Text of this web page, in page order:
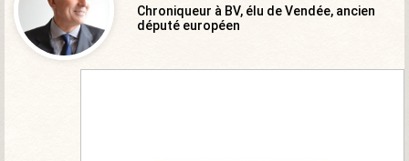
Chroniqueur à BV, élu de Vendée, ancien
député européen